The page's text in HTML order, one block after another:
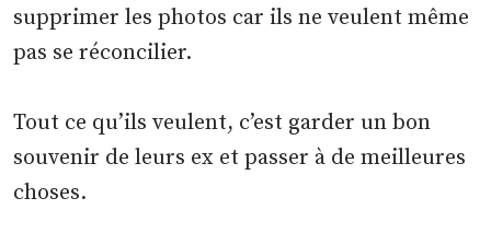
supprimer les photos car ils ne veulent même
pas se réconcilier.
Tout ce qu’ils veulent, c’est garder un bon
souvenir de leurs ex et passer à de meilleures
choses.